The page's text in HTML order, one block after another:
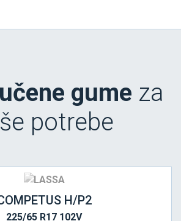
gume za
potrebe
H/P2
225/65 R17 102V